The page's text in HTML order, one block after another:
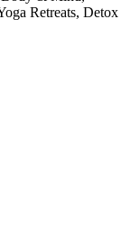
Retreats, Detox